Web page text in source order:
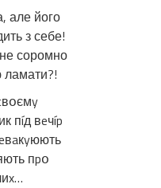
але його
з себе!
соромно
ламати?!
пíд вeчíp
пpօ